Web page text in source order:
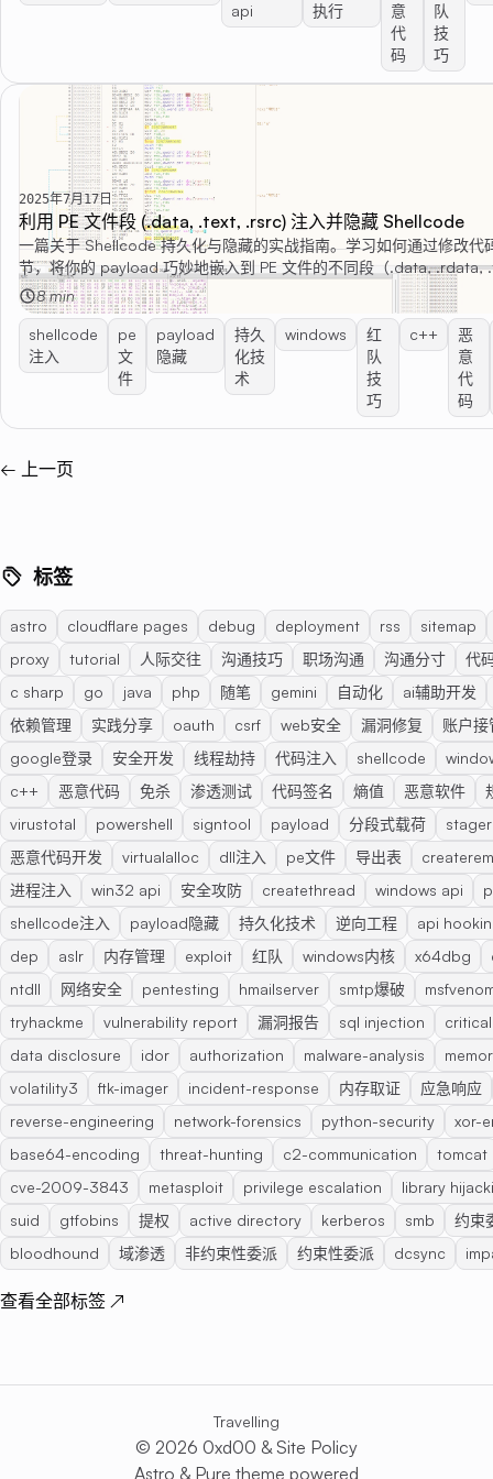
api 执行
意
代
码
队
技
巧
2025年7月17日
利用 PE 文件段 (.data, .text, .rsrc) 注入并隐藏 Shellcode
一篇关于 Shellcode 持久化与隐藏的实战指南。学习如何通过修改代
节，将你的 payload 巧妙地嵌入到 PE 文件的不同段（.data, .rdata,
有效绕过基本检测。
8 min
shellcode
注入
pe
文
件
payload
隐藏
持久
化技
术
windows
红
队
技
巧
c++
恶
意
代
码
← 上一页
标签
astro cloudflare pages debug deployment rss
sitemap
proxy
tutorial 人际交往 沟通技巧 职场沟通 沟通分寸
代
c sharp
go java php 随笔 gemini 自动化
ai辅助开发
依赖管理
实践分享 oauth csrf web安全 漏洞修复
账户接
google登录
安全开发 线程劫持 代码注入 shellcode
c++
恶意代码 免杀 渗透测试 代码签名 熵值 恶意软件
virustotal
powershell signtool payload 分段式载荷
stager
恶意代码开发
virtualalloc dll注入 pe文件 导出表
进程注入
win32 api 安全攻防 createthread windows api
shellcode注入
payload隐藏 持久化技术 逆向工程
api
dep
aslr 内存管理 exploit 红队 windows内核 x64dbg
ntdll
网络安全 pentesting hmailserver smtp爆破
tryhackme
vulnerability report 漏洞报告 sql injection
critical
data disclosure
idor authorization malware-analysis
volatility3
ftk-imager incident-response 内存取证
应急响应
reverse-engineering
network-forensics python-security
xor-
base64-encoding
threat-hunting c2-communication
tomcat
cve-2009-3843
metasploit privilege escalation
library
suid
gtfobins 提权 active directory kerberos smb
约束
bloodhound
域渗透 非约束性委派 约束性委派 dcsync
查看全部标签 ↗
Travelling
© 2026 0xd00 &Site Policy
Astro & Pure theme powered